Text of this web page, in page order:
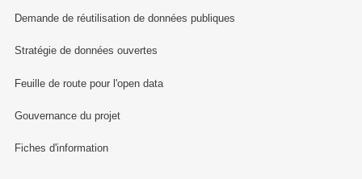
Demande de réutilisation de données publiques
Stratégie de données ouvertes
Feuille de route pour l'open data
Gouvernance du projet
Fiches d'information